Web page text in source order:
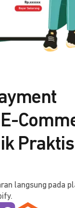
Praktis
langsung pada